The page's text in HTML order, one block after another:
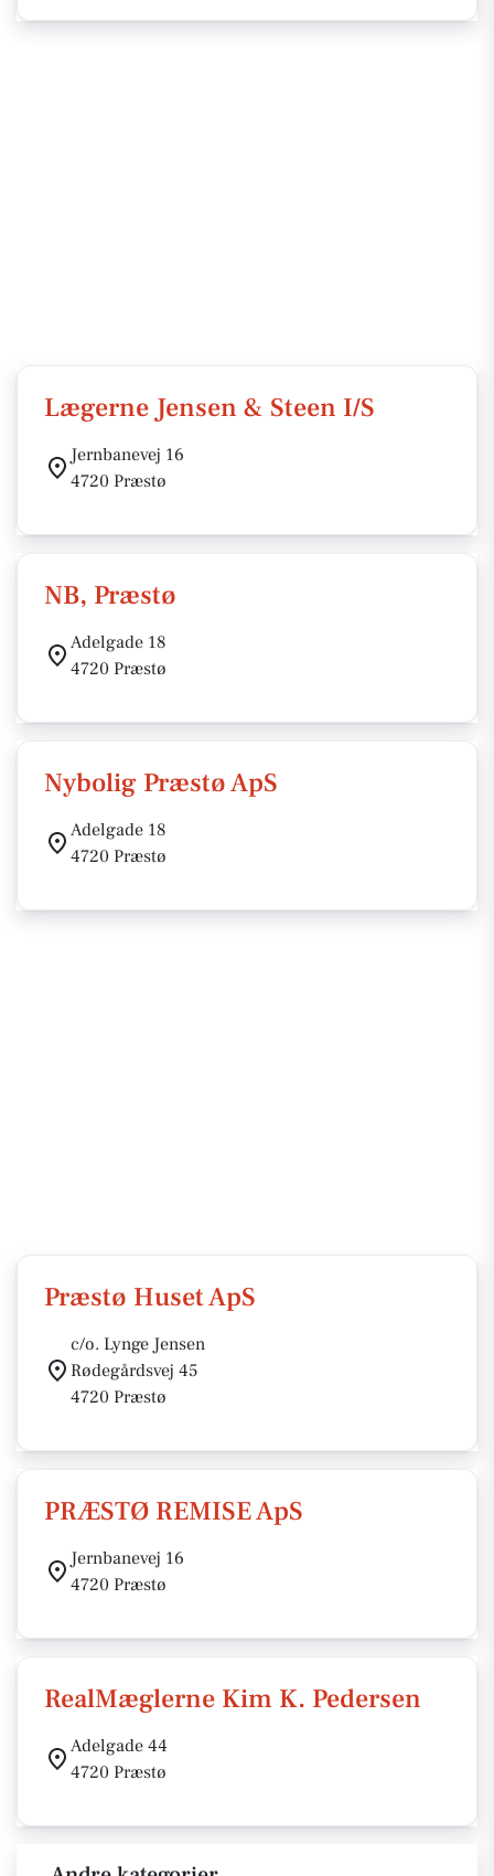
Lægerne Jensen & Steen I/S
Jernbanevej 16
4720 Præstø
NB, Præstø
Adelgade 18
4720 Præstø
Nybolig Præstø ApS
Adelgade 18
4720 Præstø
Præstø Huset ApS
c/o. Lynge Jensen
Rødegårdsvej 45
4720 Præstø
PRÆSTØ REMISE ApS
Jernbanevej 16
4720 Præstø
RealMæglerne Kim K. Pedersen
Adelgade 44
4720 Præstø